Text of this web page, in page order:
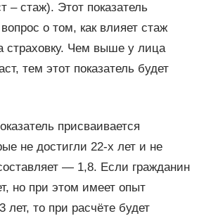
– стаж). Этот показатель
о том, как влияет стаж
страховку. Чем выше у лица
тем этот показатель будет
присваивается
не достигли 22-х лет и не
— 1,8. Если гражданин
но при этом имеет опыт
лет, то при расчёте будет